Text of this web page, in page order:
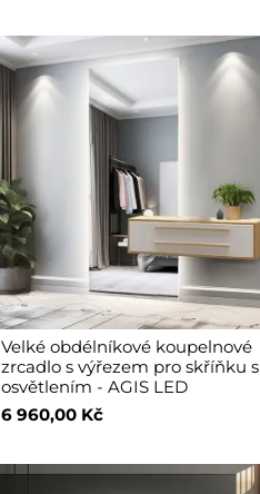
Velké obdélníkové koupelnové
zrcadlo s výřezem pro skříňku s
osvětlením - AGIS LED
6 960,00 Kč